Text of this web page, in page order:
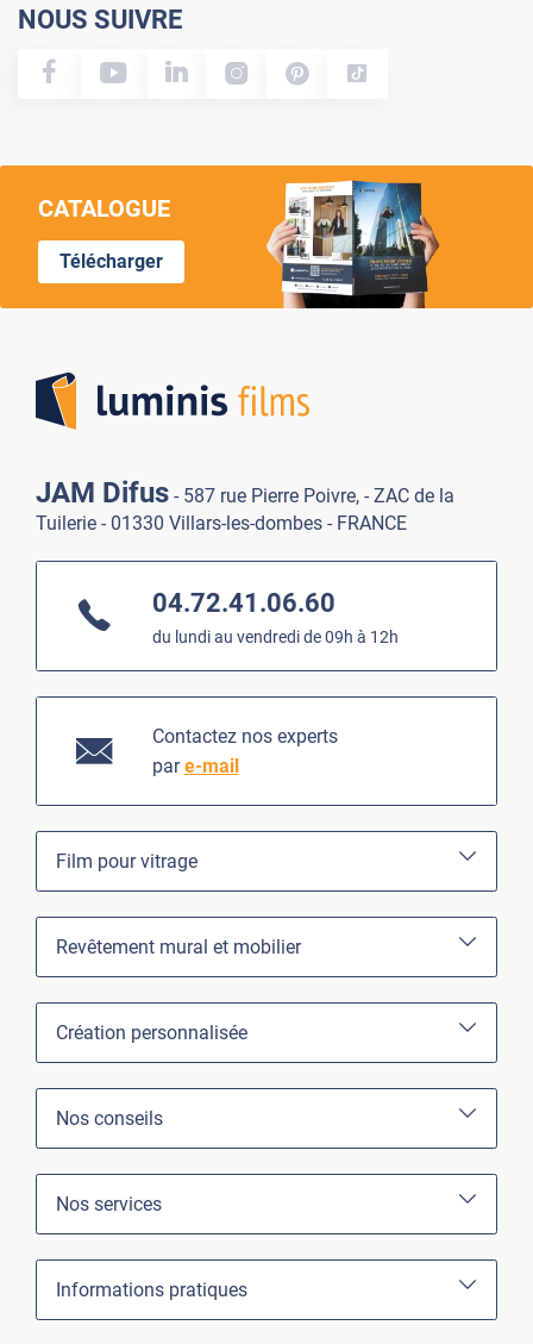
NOUS SUIVRE
CATALOGUE
Télécharger
JAM Difus - 587 rue Pierre Poivre, - ZAC de la
Tuilerie - 01330 Villars-les-dombes - FRANCE
04.72.41.06.60
du lundi au vendredi de 09h à 12h
Contactez nos experts
pare-mail
Film pour vitrage
Revêtement mural et mobilier
Création personnalisée
Nos conseils
Nos services
Informations pratiques